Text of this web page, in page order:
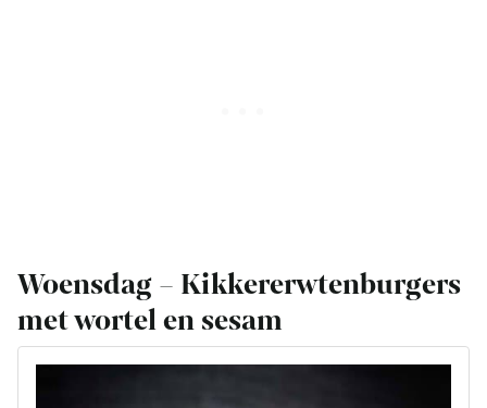
Woensdag – Kikkererwtenburgers
met wortel en sesam